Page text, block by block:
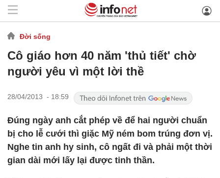
Đời sống
Cô giáo hơn 40 năm 'thủ tiết' chờ
người yêu vì một lời thề
28/04/2013 - 18:59
Đúng ngày anh cắt phép về để hai người chuẩn
bị cho lễ cưới thì giặc Mỹ ném bom trúng đơn vị.
Nghe tin anh hy sinh, cô ngất đi và phải một thời
gian dài mới lấy lại được tinh thần.